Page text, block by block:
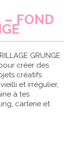
FOND
GRUNGE
créer des
créatifs.
et irrégulier,
à tes
carterie et